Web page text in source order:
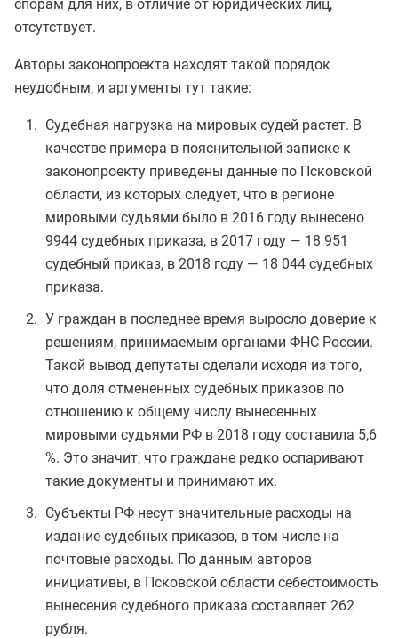
спорам для них, в отличие от юридических лиц,
отсутствует.
Авторы законопроекта находят такой порядок
неудобным, и аргументы тут такие:
Судебная нагрузка на мировых судей растет. В
качестве примера в пояснительной записке к
законопроекту приведены данные по Псковской
области, из которых следует, что в регионе
мировыми судьями было в 2016 году вынесено
9944 судебных приказа, в 2017 году — 18 951
судебный приказ, в 2018 году — 18 044 судебных
приказа.
У граждан в последнее время выросло доверие к
решениям, принимаемым органами ФНС России.
Такой вывод депутаты сделали исходя из того,
что доля отмененных судебных приказов по
отношению к общему числу вынесенных
мировыми судьями РФ в 2018 году составила 5,6
%. Это значит, что граждане редко оспаривают
такие документы и принимают их.
Субъекты РФ несут значительные расходы на
издание судебных приказов, в том числе на
почтовые расходы. По данным авторов
инициативы, в Псковской области себестоимость
вынесения судебного приказа составляет 262
рубля.